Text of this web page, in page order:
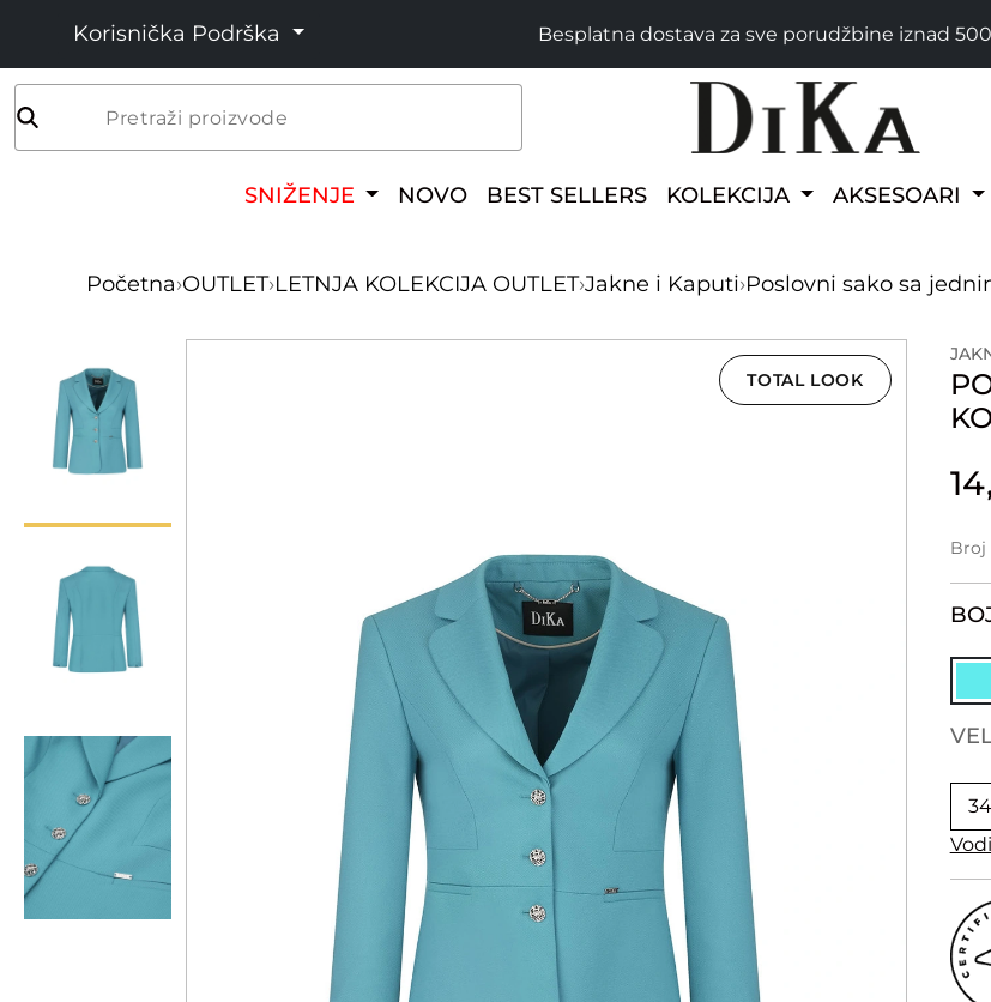
Korisnička Podrška Besplatna dostava za sve porudžbine iznad
Pretraži proizvode
SNIŽENJE NOVO BEST SELLERS KOLEKCIJA AKSESOARI
Početna›OUTLET›LETNJA KOLEKCIJA OUTLET›Jakne i Kaputi›Poslovni sako sa
TOTAL LOOK
Broj
34